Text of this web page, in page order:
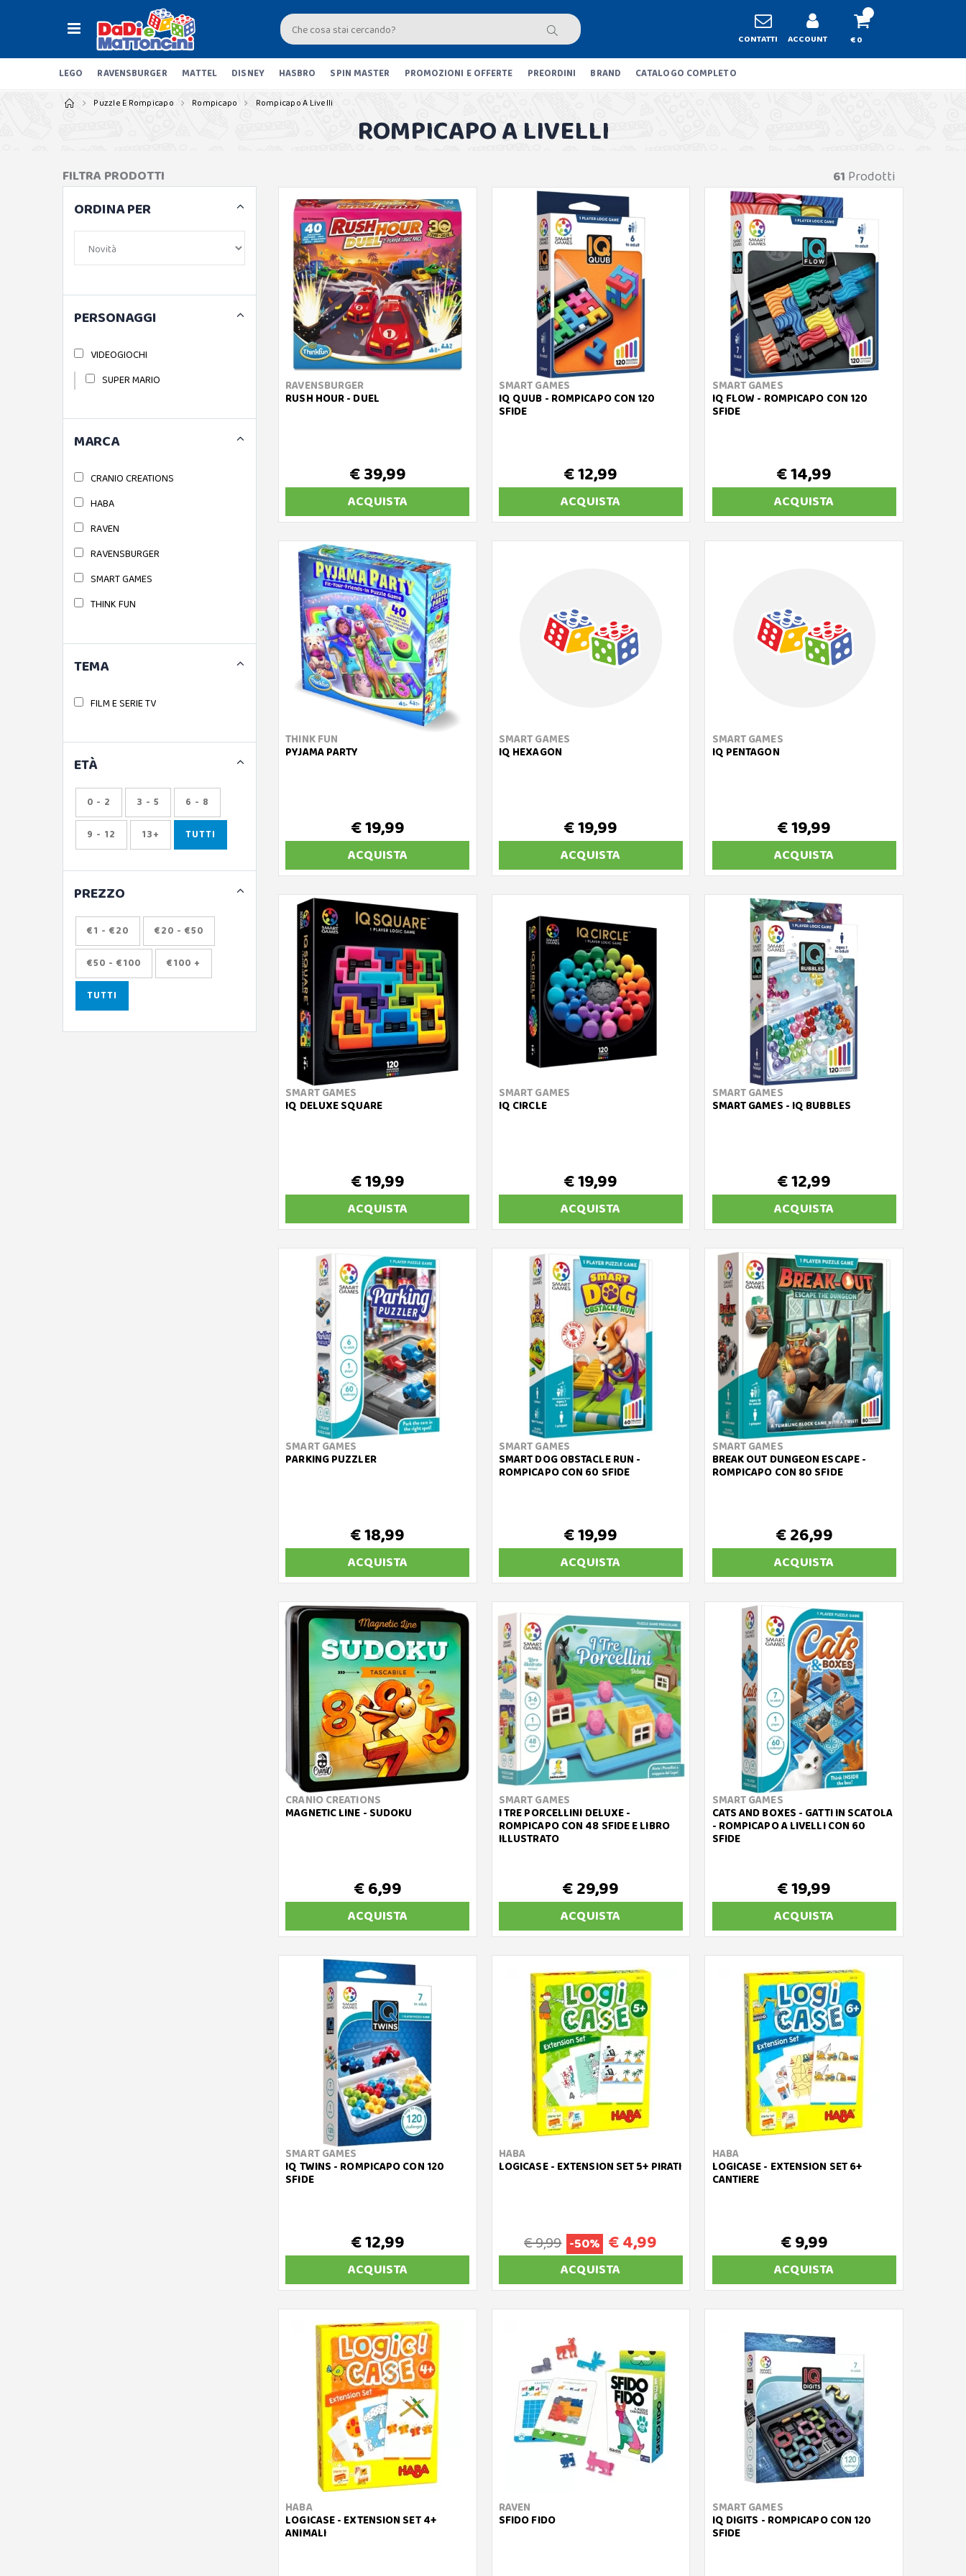
CONTATTI ACCOUNT € 0
LEGO RAVENSBURGER MATTEL DISNEY HASBRO SPIN MASTER PROMOZIONI E OFFERTE PREORDINI BRAND CATALOGO COMPLETO
Puzzle E Rompicapo Rompicapo Rompicapo A Livelli
ROMPICAPO A LIVELLI
61 Prodotti
RAVENSBURGER
RUSH HOUR - DUEL
€ 39,99
ACQUISTA
SMART GAMES
IQ QUUB - ROMPICAPO CON 120
SFIDE
€ 12,99
ACQUISTA
SMART GAMES
IQ FLOW - ROMPICAPO CON 120
SFIDE
€ 14,99
ACQUISTA
THINK FUN
PYJAMA PARTY
€ 19,99
ACQUISTA
SMART GAMES
IQ HEXAGON
€ 19,99
ACQUISTA
SMART GAMES
IQ PENTAGON
€ 19,99
ACQUISTA
SMART GAMES
IQ DELUXE SQUARE
€ 19,99
ACQUISTA
SMART GAMES
IQ CIRCLE
€ 19,99
ACQUISTA
SMART GAMES
SMART GAMES - IQ BUBBLES
€ 12,99
ACQUISTA
SMART GAMES
PARKING PUZZLER
€ 18,99
ACQUISTA
SMART GAMES
SMART DOG OBSTACLE RUN -
ROMPICAPO CON 60 SFIDE
€ 19,99
ACQUISTA
SMART GAMES
BREAK OUT DUNGEON ESCAPE -
ROMPICAPO CON 80 SFIDE
€ 26,99
ACQUISTA
CRANIO CREATIONS
MAGNETIC LINE - SUDOKU
€ 6,99
ACQUISTA
SMART GAMES
I TRE PORCELLINI DELUXE -
ROMPICAPO CON 48 SFIDE E LIBRO
ILLUSTRATO
€ 29,99
ACQUISTA
SMART GAMES
CATS AND BOXES - GATTI IN SCATOLA
- ROMPICAPO A LIVELLI CON 60
SFIDE
€ 19,99
ACQUISTA
SMART GAMES
IQ TWINS - ROMPICAPO CON 120
SFIDE
€ 12,99
ACQUISTA
HABA
LOGICASE - EXTENSION SET 5+ PIRATI
€ 9,99 -50% € 4,99
ACQUISTA
HABA
LOGICASE - EXTENSION SET 6+
CANTIERE
€ 9,99
ACQUISTA
HABA
LOGICASE - EXTENSION SET 4+
ANIMALI
RAVEN
SFIDO FIDO
SMART GAMES
IQ DIGITS - ROMPICAPO CON 120
SFIDE
FILTRA PRODOTTI
ORDINA PER
PERSONAGGI
VIDEOGIOCHI
SUPER MARIO
MARCA
CRANIO CREATIONS
HABA
RAVEN
RAVENSBURGER
SMART GAMES
THINK FUN
TEMA
FILM E SERIE TV
ETÀ
0 - 2 3 - 5 6 - 8
9 - 12 13+ TUTTI
PREZZO
€1 - €20 €20 - €50
€50 - €100 €100 +
TUTTI